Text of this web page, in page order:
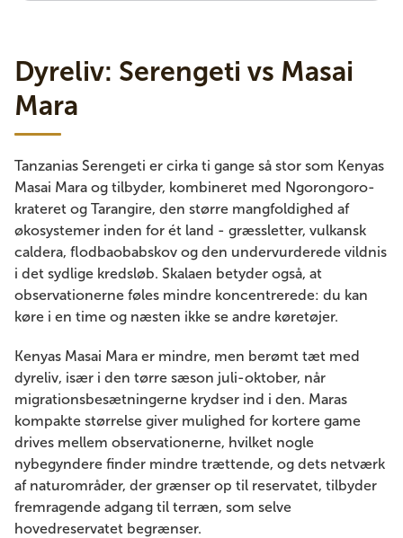
Dyreliv: Serengeti vs Masai
Mara
Tanzanias Serengeti er cirka ti gange så stor som Kenyas
Masai Mara og tilbyder, kombineret med Ngorongoro-
krateret og Tarangire, den større mangfoldighed af
økosystemer inden for ét land - græssletter, vulkansk
caldera, flodbaobabskov og den undervurderede vildnis
i det sydlige kredsløb. Skalaen betyder også, at
observationerne føles mindre koncentrerede: du kan
køre i en time og næsten ikke se andre køretøjer.
Kenyas Masai Mara er mindre, men berømt tæt med
dyreliv, især i den tørre sæson juli-oktober, når
migrationsbesætningerne krydser ind i den. Maras
kompakte størrelse giver mulighed for kortere game
drives mellem observationerne, hvilket nogle
nybegyndere finder mindre trættende, og dets netværk
af naturområder, der grænser op til reservatet, tilbyder
fremragende adgang til terræn, som selve
hovedreservatet begrænser.